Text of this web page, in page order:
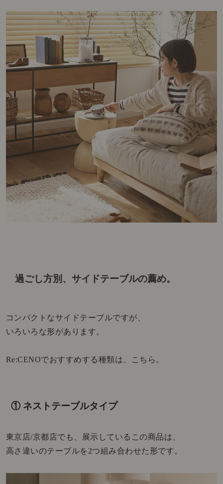
過ごし方別、サイドテーブルの薦め。
コンパクトなサイドテーブルですが、
いろいろな形があります。
Re:CENOでおすすめする種類は、こちら。
① ネストテーブルタイプ
東京店/京都店でも、展示しているこの商品は、
高さ違いのテーブルを2つ組み合わせた形です。